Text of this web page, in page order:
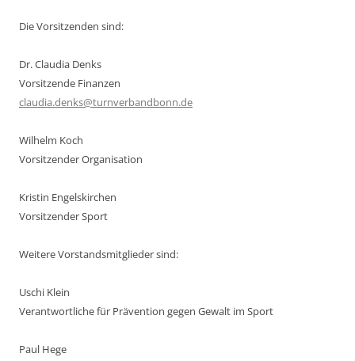
Die Vorsitzenden sind:
Dr. Claudia Denks
Vorsitzende Finanzen
claudia.denks@turnverbandbonn.de
Wilhelm Koch
Vorsitzender Organisation
Kristin Engelskirchen
Vorsitzender Sport
Weitere Vorstandsmitglieder sind:
Uschi Klein
Verantwortliche für Prävention gegen Gewalt im Sport
Paul Hege